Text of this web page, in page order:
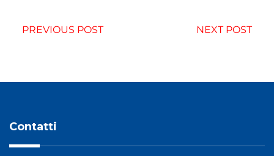
PREVIOUS POST NEXT POST
Contatti